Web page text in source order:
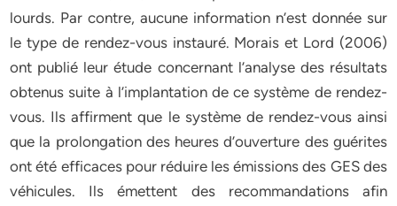
lourds. Par contre, aucune information n’est donnée sur
le type de rendez-vous instauré. Morais et Lord (2006)
ont publié leur étude concernant l’analyse des résultats
obtenus suite à l’implantation de ce système de rendez-
vous. Ils affirment que le système de rendez-vous ainsi
que la prolongation des heures d’ouverture des guérites
ont été efficaces pour réduire les émissions des GES des
véhicules. Ils émettent des recommandations afin